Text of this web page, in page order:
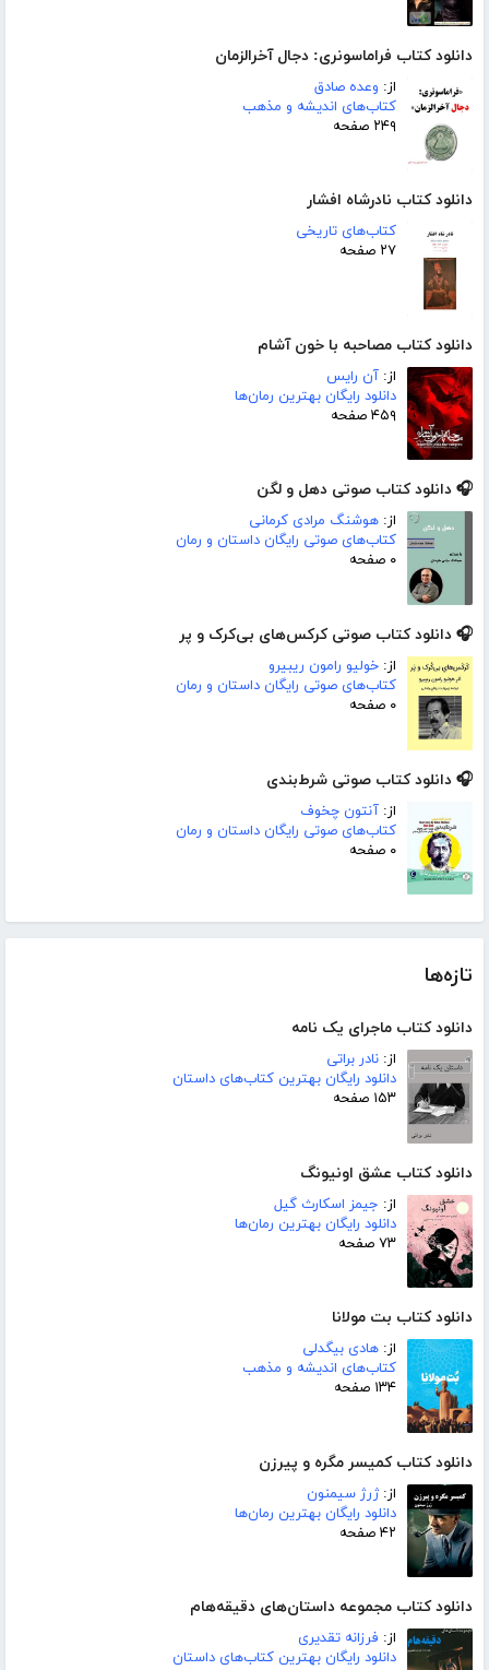
دانلود کتاب فراماسونری: دجال آخرالزمان
از: وعده صادق
کتاب‌های اندیشه و مذهب
۲۴۹ صفحه
دانلود کتاب نادرشاه افشار
کتاب‌های تاریخی
۲۷ صفحه
دانلود کتاب مصاحبه با خون آشام
از: آن رایس
دانلود رایگان بهترین رمان‌ها
۴۵۹ صفحه
🎧 دانلود کتاب صوتی دهل و لگن
از: هوشنگ مرادی کرمانی
کتاب‌های صوتی رایگان داستان و رمان
۰ صفحه
🎧 دانلود کتاب صوتی کرکس‌های بی‌کرک و پر
از: خولیو رامون ریبیرو
کتاب‌های صوتی رایگان داستان و رمان
۰ صفحه
🎧 دانلود کتاب صوتی شرط‌بندی
از: آنتون چخوف
کتاب‌های صوتی رایگان داستان و رمان
۰ صفحه
تازه‌ها
دانلود کتاب ماجرای یک نامه
از: نادر براتی
دانلود رایگان بهترین کتاب‌های داستان
۱۵۳ صفحه
دانلود کتاب عشق اونیونگ
از: جیمز اسکارث گیل
دانلود رایگان بهترین رمان‌ها
۷۳ صفحه
دانلود کتاب بت مولانا
از: هادی بیگدلی
کتاب‌های اندیشه و مذهب
۱۳۴ صفحه
دانلود کتاب کمیسر مگره و پیرزن
از:ژرژ سیمنون
دانلود رایگان بهترین رمان‌ها
۴۲ صفحه
دانلود کتاب مجموعه داستان‌های دقیقه‌هام
از: فرزانه تقدیری
دانلود رایگان بهترین کتاب‌های داستان